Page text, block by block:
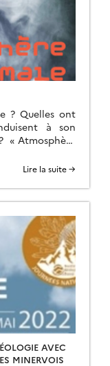
? Quelles ont
à son
« Atmosphère
Lire la suite →
AVEC
MINERVOIS